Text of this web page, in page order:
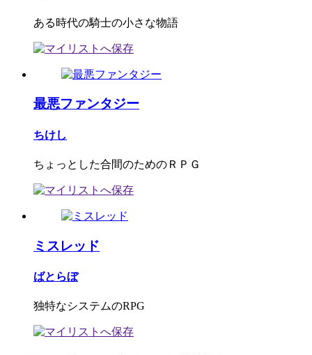
ある時代の騎士の小さな物語
最悪ファンタジー
ちけし
ちょっとした合間のためのＲＰＧ
ミスレッド
ばとらぼ
独特なシステムのRPG